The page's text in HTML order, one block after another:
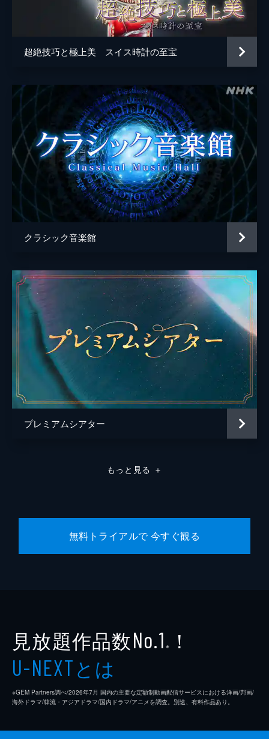
超絶技巧と極上美 スイス時計の至宝
クラシック音楽館
プレミアムシアター
もっと見る ＋
無料トライアルで 今すぐ観る
見放題作品数No.1 ※ ！
U-NEXTとは
※GEM Partners調べ/2026年7⽉ 国内の主要な定額制動画配信サービスにおける洋画/邦画/
海外ドラマ/韓流・アジアドラマ/国内ドラマ/アニメを調査。別途、有料作品あり。